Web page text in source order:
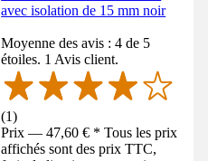
avec isolation de 15 mm noir
Moyenne des avis : 4 de 5
étoiles. 1 Avis client.
(1)
Prix — 47,60 € * Tous les prix
affichés sont des prix TTC,